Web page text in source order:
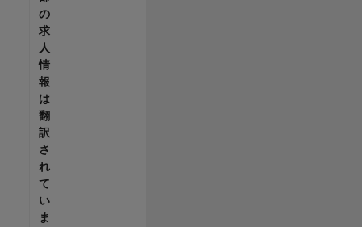
の
求
人
情
報
は
翻
訳
さ
れ
て
い
ま